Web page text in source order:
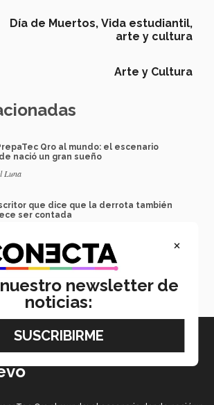
Día de Muertos, Vida estudiantil,
arte y cultura
Arte y Cultura
Qro al mundo: el escenario
nació un gran sueño
Luna
que dice que la derrota también
ser contada
de alumna del Tec recibe
"Mujeres Imparables"
Martínez
×
newsletter de
noticias: